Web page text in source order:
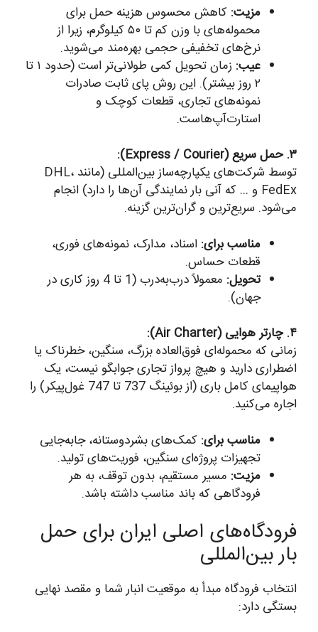
مزیت:کاهش محسوس هزینه حمل برای
محموله‌های با وزن کم تا ۵۰ کیلوگرم، زیرا از
نرخ‌های تخفیفی حجمی بهره‌مند می‌شوید.
عیب:
زمان تحویل کمی طولانی‌تر است (حدود ۱ تا
۲ روز بیشتر). این روش پای ثابت صادرات
نمونه‌های تجاری، قطعات کوچک و
استارت‌آپ‌هاست.
توسط شرکت‌های یکپارچه‌ساز بین‌المللی (مانند DHL،
FedEx و … که آنی بار نمایندگی آن‌ها را دارد) انجام
می‌شود. سریع‌ترین و گران‌ترین گزینه.
مناسب برای:اسناد، مدارک، نمونه‌های فوری،
قطعات حساس.
تحویل:
معمولاً درب‌به‌درب (1 تا 4 روز کاری در
جهان).
زمانی که محموله‌ای فوق‌العاده بزرگ، سنگین، خطرناک یا
اضطراری دارید و هیچ پرواز تجاری جوابگو نیست، یک
هواپیمای کامل باری (از بوئینگ 737 تا 747 غول‌پیکر) را
اجاره می‌کنید.
مناسب برای:کمک‌های بشردوستانه، جابه‌جایی
تجهیزات پروژه‌ای سنگین، فوریت‌های تولید.
مزیت:مسیر مستقیم، بدون توقف، به هر
فرودگاهی که باند مناسب داشته باشد.
فرودگاه‌های اصلی ایران برای حمل
بار بین‌المللی
انتخاب فرودگاه مبدأ به موقعیت انبار شما و مقصد نهایی
بستگی دارد: